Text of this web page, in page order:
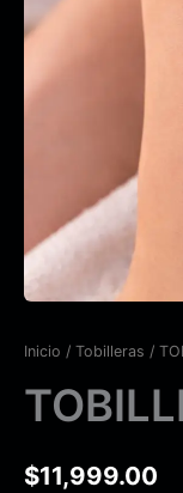
Inicio / Tobilleras /
$11,999.00